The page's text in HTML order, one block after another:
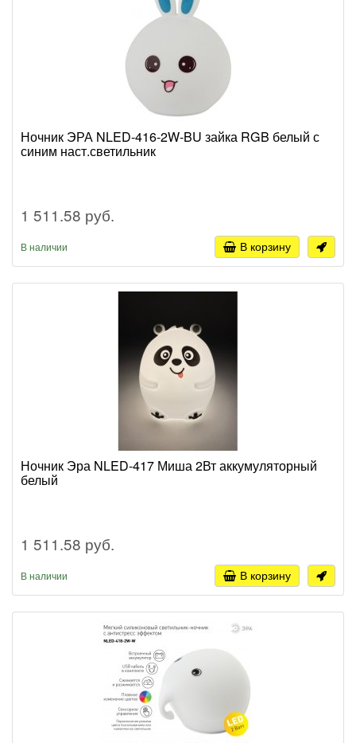
Ночник ЭРА NLED-416-2W-BU зайка RGB белый с
синим наст.светильник
1 511.58 руб.
В наличии В корзину
Ночник Эра NLED-417 Миша 2Вт аккумуляторный
белый
1 511.58 руб.
В наличии В корзину